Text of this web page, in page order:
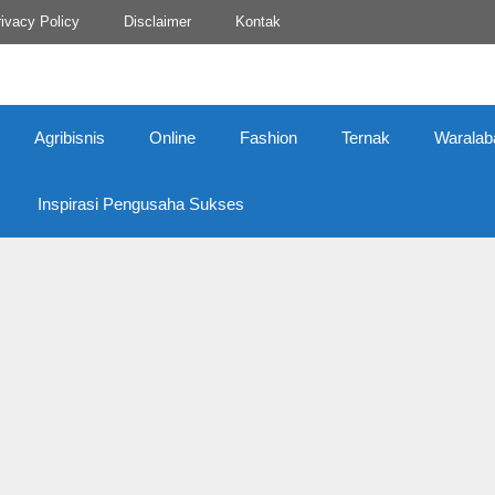
Policy Disclaimer Kontak
Agribisnis Online Fashion Ternak
Inspirasi Pengusaha Sukses